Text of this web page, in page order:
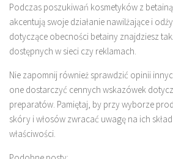
Podczas poszukiwań kosmetyków z
akcentują swoje działanie nawilżające i
dotyczące obecności betainy znajdziesz
dostępnych w sieci czy reklamach.
Nie zapomnij również sprawdzić opinii
one dostarczyć cennych wskazówek
preparatów. Pamiętaj, by przy wyborze
skóry i włosów zwracać uwagę na ich
właściwości.